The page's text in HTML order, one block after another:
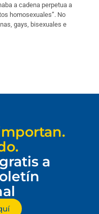
a cadena perpetua a
homosexuales”. No
gays, bisexuales e
a